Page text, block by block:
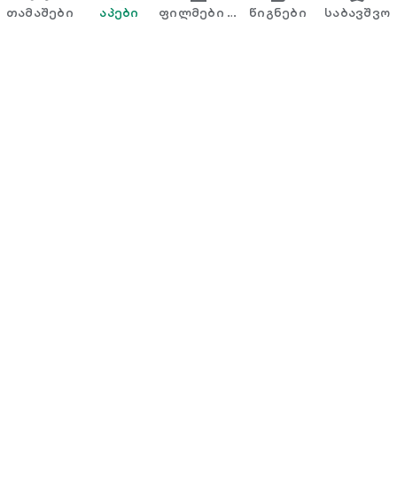
თამაშები აპები
ფილმები &
წიგნები საბავშვო